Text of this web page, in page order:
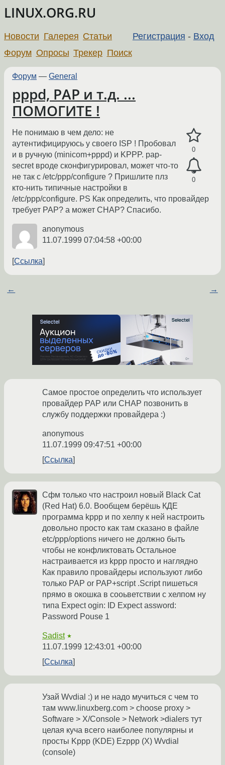
LINUX.ORG.RU
Регистрация - Вход
Новости Галерея Статьи
Форум Опросы Трекер Поиск
Форум — General
pppd, PAP и т.д. ...
ПОМОГИТЕ !
0
0
Не понимаю в чем дело: не
аутентифицируюсь у своего ISP ! Пробовал
и в ручную (minicom+pppd) и KPPP. pap-
secret вроде сконфигурировал, может что-то
не так с /etc/ppp/configure ? Пришлите плз
кто-нить типичные настройки в
/etc/ppp/configure. PS Как определить, что провайдер
требует PAP? а может CHAP? Спасибо.
anonymous
11.07.1999 07:04:58 +00:00
Ссылка
← →
Самое простое определить что использует
провайдер PAP или CHAP позвонить в
службу поддержки провайдера :)
anonymous
11.07.1999 09:47:51 +00:00
Ссылка
Сфм только что настроил новый Black Cat
(Red Hat) 6.0. Вообщем берёшь КДЕ
программа kppp и по хелпу к ней настроить
довольно просто как там сказано в файле
etc/ppp/options ничего не должно быть
чтобы не конфликтовать Остальное
настраивается из kppp просто и наглядно
Как правило провайдеры используют либо
только PAP or PAP+script .Script пишеться
прямо в окошка в сооьветствии с хелпом ну
типа Expect ogin: ID Expect assword:
Password Pouse 1
Sadist ★
11.07.1999 12:43:01 +00:00
Ссылка
Узай Wvdial :) и не надо мучиться с чем то
там www.linuxberg.com > choose proxy >
Software > X/Console > Network >dialers тут
целая куча всего наиболее популярны и
просты Kppp (KDE) Ezppp (X) Wvdial
(console)